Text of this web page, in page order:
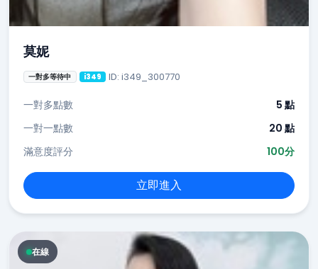
莫妮
一對多等待中 i349 ID: i349_300770
一對多點數
5 點
一對一點數
20 點
滿意度評分
100分
立即進入
在線